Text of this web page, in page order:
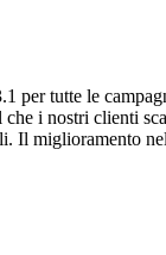
per tutte le
i nostri clienti
Il miglioramento